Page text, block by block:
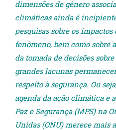
dimensões de gênero
climáticas ainda é
pesquisas sobre os
fenômeno, bem como sobre
da tomada de decisões
grandes lacunas
respeito à segurança. Ou
agenda da ação climática e
Paz e Segurança (MPS) na
Unidas (ONU) merece mais